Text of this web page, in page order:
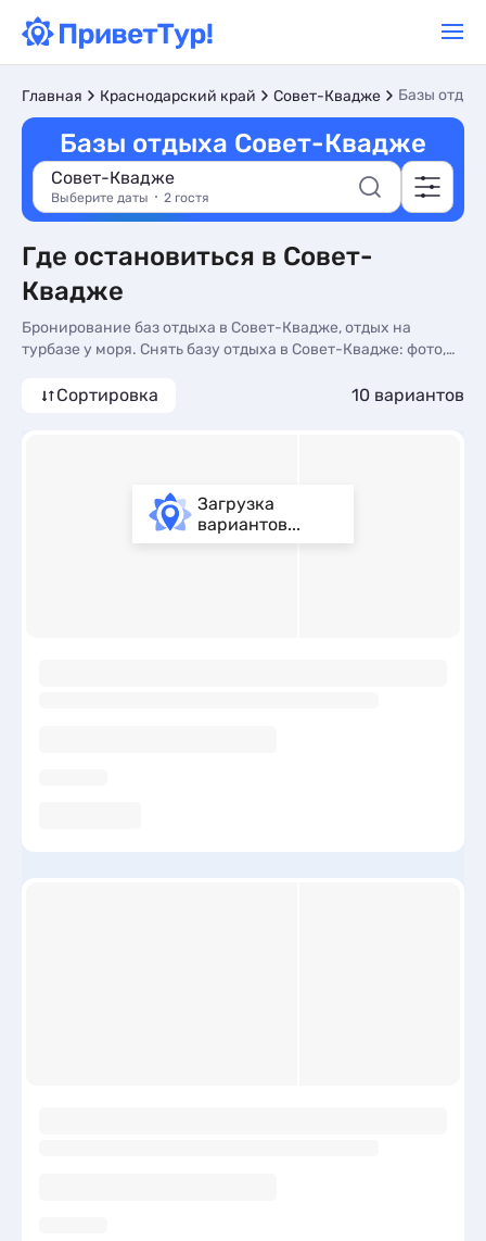
Главная Краснодарский край Совет-Квадже Базы
Базы отдыха Совет-Квадже
Совет-Квадже
Выберите даты 2 гостя
Где остановиться в Совет-
Квадже
Бронирование баз отдыха в Совет-Квадже, отдых на
турбазе у моря. Снять базу отдыха в Совет-Квадже: фото,
руб, номера с общей кухней, кухней в номере и
Сортировка 10 вариантов
Загрузка
вариантов...